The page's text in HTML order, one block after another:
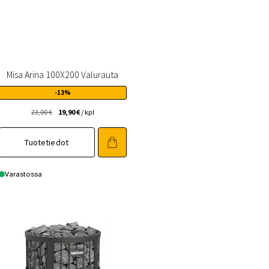
Misa Arina 100X200 Valurauta
-13%
23,00€ Alkuperäinen
23,00 €.
19,90€Nykyinen
/ kpl
Tuotetiedot
Varastossa